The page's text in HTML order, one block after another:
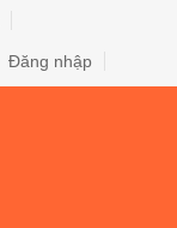
Đăng nhập